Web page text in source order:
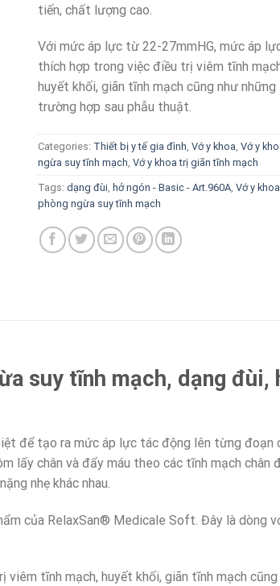
tiến, chất lượng cao.
Với mức áp lực từ 22-27mmHG, mức áp
thích hợp trong việc điều trị viêm tĩnh
huyết khối, giãn tĩnh mạch cũng như những
trường hợp sau phẫu thuật.
Categories: Thiết bị y tế gia đình, Vớ y khoa, Vớ y
ngừa suy tĩnh mạch, Vớ y khoa trị giãn tĩnh mạch
Tags: dạng đùi, hở ngón - Basic - Art.960A, Vớ y khoa
phòng ngừa suy tĩnh mạch
suy tĩnh mạch, dạng đùi,
để tạo ra mức áp lực tác động lên từng đoạn
lấy chân và đẩy máu theo các tĩnh mạch
nhẹ khác nhau.
của RelaxSan® Medicale Soft. Đây là dòng
tĩnh mạch, huyết khối, giãn tĩnh mạch